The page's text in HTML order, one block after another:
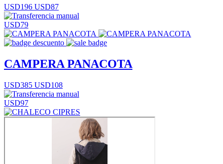
USD196 USD87
USD79
CAMPERA PANACOTA
USD385 USD108
USD97